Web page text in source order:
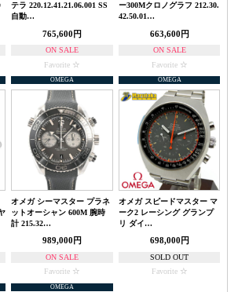
テラ 220.12.41.21.06.001 SS
自動…
765,600円
ON SALE
Favorite
ー300Mクロノグラフ 212.30.
42.50.01…
663,600円
ON SALE
Favorite
OMEGA
オメガ シーマスター プラネ
ットオーシャン 600M 腕時
計 215.32…
989,000円
ON SALE
Favorite
OMEGA
オメガ スピードマスター マ
ーク2 レーシング グランプ
リ ダイ…
698,000円
SOLD OUT
Favorite
OMEGA